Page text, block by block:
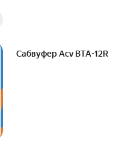
Сабвуфер Acv BTA-12R